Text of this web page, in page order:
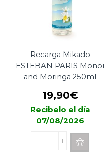
Recarga Mikado
ESTEBAN PARIS Monoï
and Moringa 250ml
19,90€
Recibelo el día
07/08/2026
Recarga
Mikado